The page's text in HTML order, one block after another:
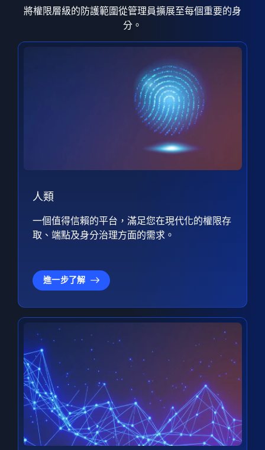
將權限層級的防護範圍從管理員擴展至每個重要的身
分。
人類
一個值得信賴的平台，滿足您在現代化的權限存
取、端點及身分治理方面的需求。
進一步了解